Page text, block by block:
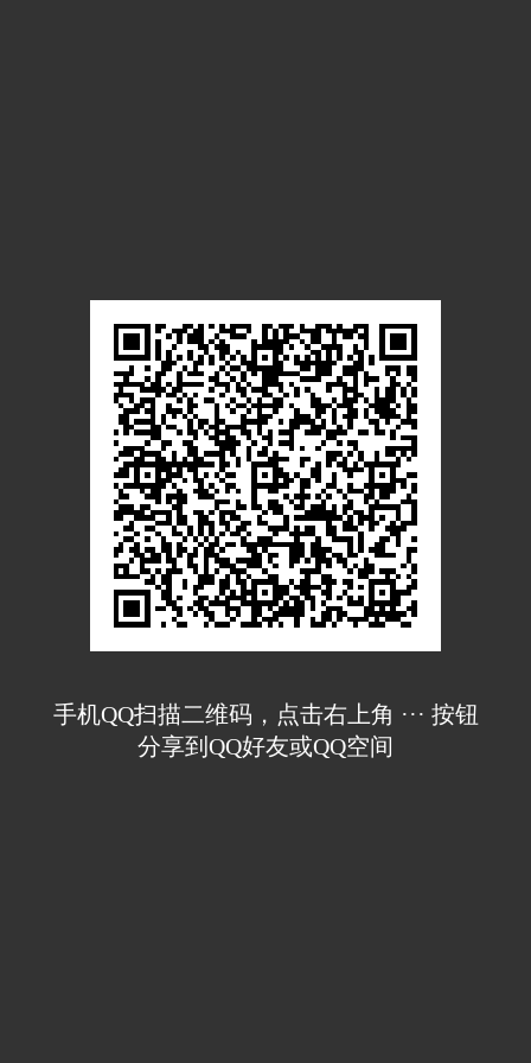
手机QQ扫描二维码，点击右上角 ··· 按钮
分享到QQ好友或QQ空间